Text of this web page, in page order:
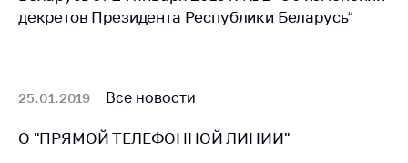
Официальные
5 лет МАРТ
Деятельность
декретов Президента Республики Беларусь“
25.01.2019 Все новости
О "ПРЯМОЙ ТЕЛЕФОННОЙ ЛИНИИ"